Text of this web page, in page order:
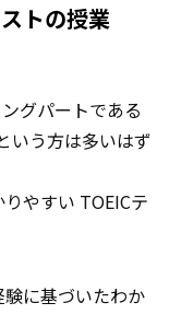
トの授業
グパートである
いう方は多いはず
やすい TOEICテ
に基づいたわか